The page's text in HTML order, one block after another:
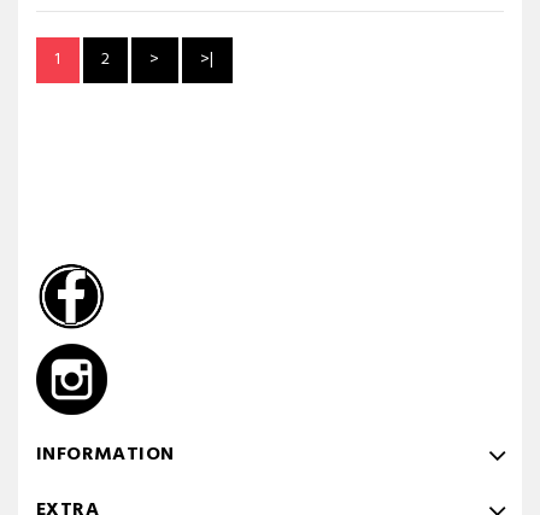
1 2 > >|
INFORMATION